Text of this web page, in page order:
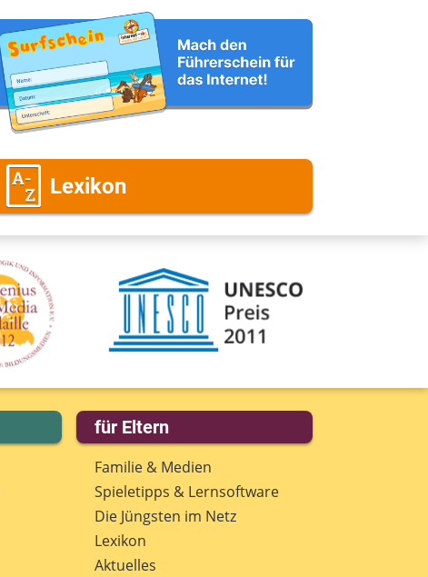
Deine E-Mail-Adresse (wenn du eine
Antwort möchtest)
Deine Nachricht
Lexikon
für Eltern
Familie & Medien
Spieletipps & Lernsoftware
Die Jüngsten im Netz
Lexikon
Aktuelles